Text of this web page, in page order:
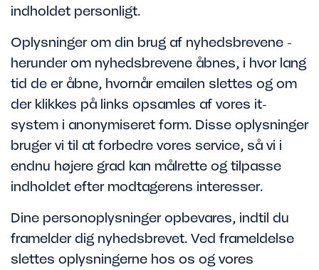
indholdet personligt.
Oplysninger om din brug af nyhedsbrevene -
herunder om nyhedsbrevene åbnes, i hvor lang
tid de er åbne, hvornår emailen slettes og om
der klikkes på links opsamles af vores it-
system i anonymiseret form. Disse oplysninger
bruger vi til at forbedre vores service, så vi i
endnu højere grad kan målrette og tilpasse
indholdet efter modtagerens interesser.
Dine personoplysninger opbevares, indtil du
framelder dig nyhedsbrevet. Ved frameldelse
slettes oplysningerne hos os og vores